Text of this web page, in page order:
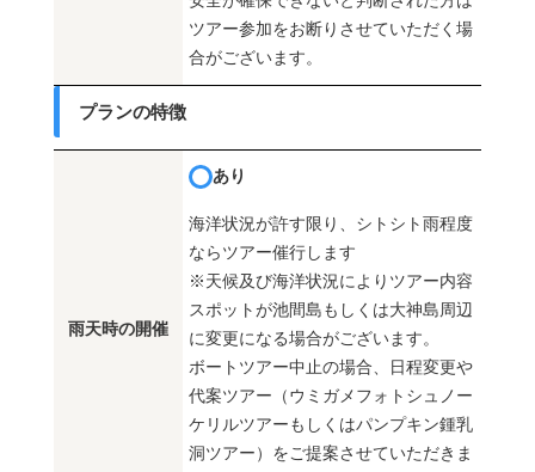
ツアー参加をお断りさせていただく場
合がございます。
プランの特徴
雨天時の開催
あり
海洋状況が許す限り、シトシト雨程度
ならツアー催行します
※天候及び海洋状況によりツアー内容
スポットが池間島もしくは大神島周辺
に変更になる場合がございます。
ボートツアー中止の場合、日程変更や
代案ツアー（ウミガメフォトシュノー
ケリルツアーもしくはパンプキン鍾乳
洞ツアー）をご提案させていただきま